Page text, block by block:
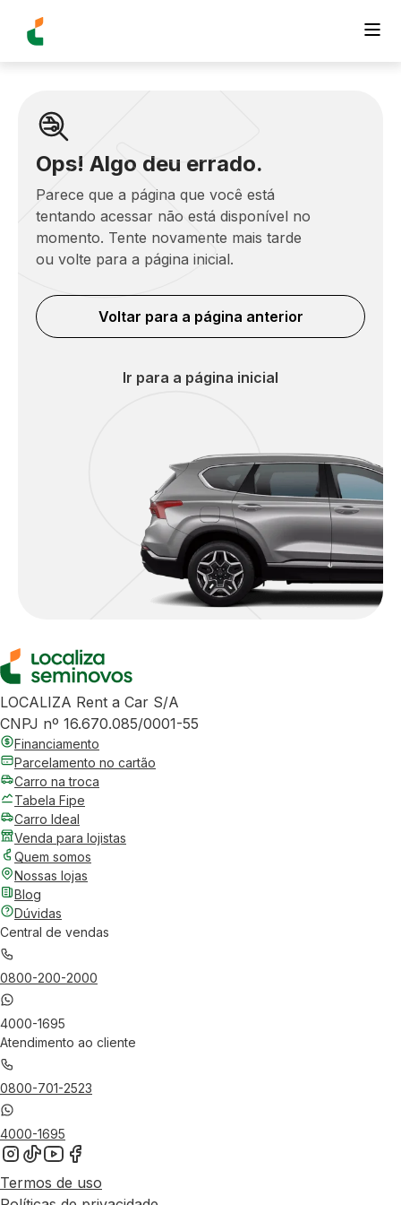
Ops! Algo deu errado.
Parece que a página que você está
tentando acessar não está disponível no
momento. Tente novamente mais tarde
ou volte para a página inicial.
Voltar para a página anterior
Ir para a página inicial
LOCALIZA Rent a Car S/A
CNPJ nº 16.670.085/0001-55
Financiamento
Parcelamento no cartão
Carro na troca
Tabela Fipe
Carro Ideal
Venda para lojistas
Quem somos
Nossas lojas
Blog
Dúvidas
Central de vendas
0800-200-2000
4000-1695
Atendimento ao cliente
0800-701-2523
4000-1695
Termos de uso